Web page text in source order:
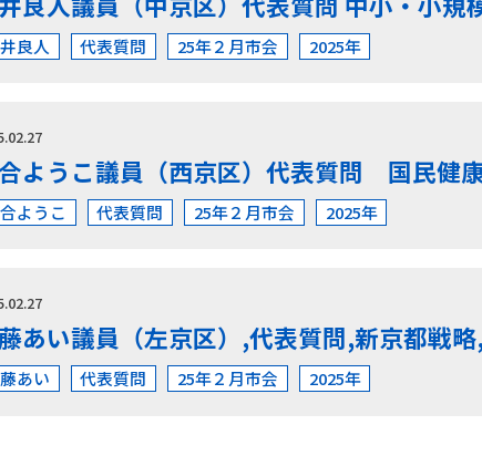
良人 代表質問 25年２月市会 2025年
ようこ議員（西京区）代表質問 国民健
ようこ 代表質問 25年２月市会 2025年
あい議員（左京区）,代表質問,新京都戦
あい 代表質問 25年２月市会 2025年